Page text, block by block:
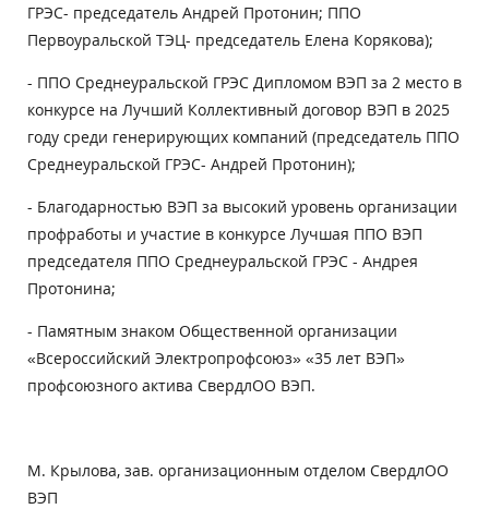
ГРЭС- председатель Андрей Протонин; ППО
Первоуральской ТЭЦ- председатель Елена Корякова);
- ППО Среднеуральской ГРЭС Дипломом ВЭП за 2 место в
конкурсе на Лучший Коллективный договор ВЭП в 2025
году среди генерирующих компаний (председатель ППО
Среднеуральской ГРЭС- Андрей Протонин);
- Благодарностью ВЭП за высокий уровень организации
профработы и участие в конкурсе Лучшая ППО ВЭП
председателя ППО Среднеуральской ГРЭС - Андрея
Протонина;
- Памятным знаком Общественной организации
«Всероссийский Электропрофсоюз» «35 лет ВЭП»
профсоюзного актива СвердлОО ВЭП.
М. Крылова, зав. организационным отделом СвердлОО
ВЭП